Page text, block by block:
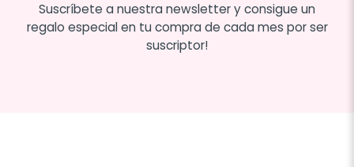
Suscríbete a nuestra newsletter y consigue un
regalo especial en tu compra de cada mes por ser
suscriptor!